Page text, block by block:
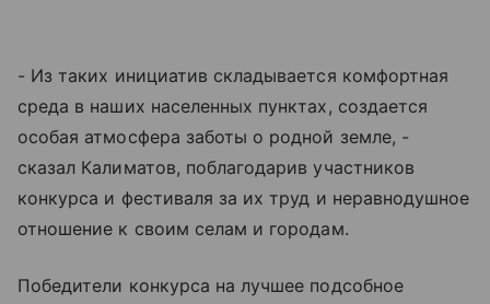
- Из таких инициатив складывается комфортная
среда в наших населенных пунктах, создается
особая атмосфера заботы о родной земле, -
сказал Калиматов, поблагодарив участников
конкурса и фестиваля за их труд и неравнодушное
отношение к своим селам и городам.
Победители конкурса на лучшее подсобное